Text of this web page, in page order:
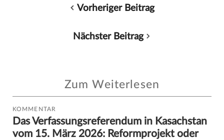
Vorheriger Beitrag
Nächster Beitrag
Zum Weiterlesen
KOMMENTAR
Das Verfassungsreferendum in Kasachstan
vom 15. März 2026: Reformprojekt oder